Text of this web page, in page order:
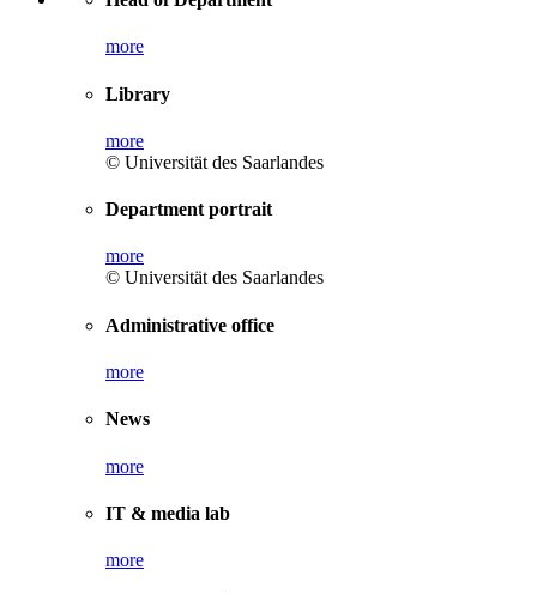
more
Library
more
© Universität des Saarlandes
Department portrait
more
© Universität des Saarlandes
Administrative office
more
News
more
IT & media lab
more